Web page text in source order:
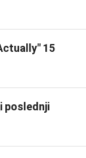
15
poslednji